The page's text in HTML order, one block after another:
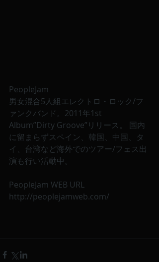
PeopleJam
男女混合5人組エレクトロ・ロック/フ
ァンクバンド。2011年1st
Album”Dirty Groove”リリース。 国内
に留まらずスペイン、韓国、中国、タ
イ、台湾など海外でのツアー/フェス出
演も行い活動中。
PeopleJam WEB URL
http://peoplejamweb.com/